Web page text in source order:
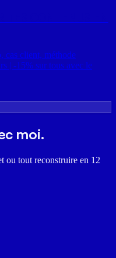
cas client, méthode
| -15% sur tous avec le
moi.
ou tout reconstruire en 12